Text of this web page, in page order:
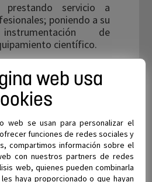
prestando servicio a
poniendo a su
de
científico.
altamente
experiencia son un
clientes, a los que
nuestra sede central en
web usa
web se usan para personalizar el
funciones de redes sociales y
compartimos información sobre el
con nuestros partners de redes
web, quienes pueden combinarla
haya proporcionado o que hayan